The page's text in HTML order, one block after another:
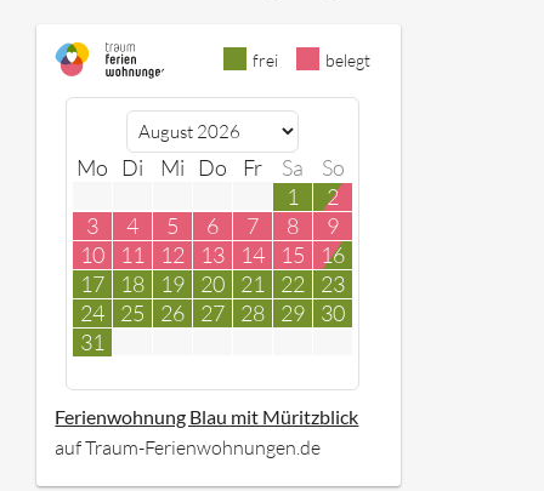
frei belegt
Mo Di Mi Do Fr Sa
So
1
2
3
4 5 6 7 8
9
10
11 12 13 14 15
16
17
18 19 20 21 22
23
24
25 26 27 28 29
30
31
Ferienwohnung Blau mit Müritzblick
auf Traum-Ferienwohnungen.de